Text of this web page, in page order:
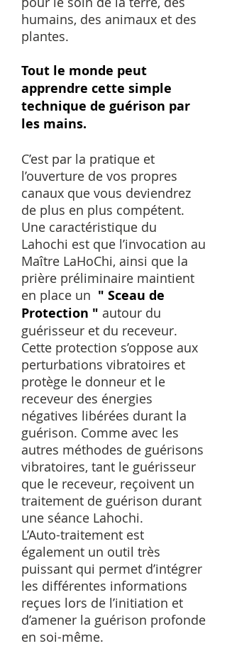
humains, des animaux et des
plantes.
Tout le monde peut
apprendre cette simple
technique de guérison par
les mains.
C’est par la pratique et
l’ouverture de vos propres
canaux que vous deviendrez
de plus en plus compétent.
Une caractéristique du
Lahochi est que l’invocation au
Maître LaHoChi, ainsi que la
prière préliminaire maintient
en place un " Sceau de
Protection " autour du
guérisseur et du receveur.
Cette protection s’oppose aux
perturbations vibratoires et
protège le donneur et le
receveur des énergies
négatives libérées durant la
guérison. Comme avec les
autres méthodes de guérisons
vibratoires, tant le guérisseur
que le receveur, reçoivent un
traitement de guérison durant
une séance Lahochi.
L’Auto-traitement est
également un outil très
puissant qui permet d’intégrer
les différentes informations
reçues lors de l’initiation et
d’amener la guérison profonde
en soi-même.